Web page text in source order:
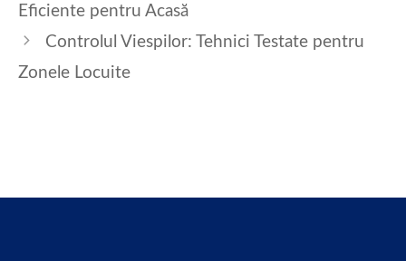
Eficiente pentru Acasă
Controlul Viespilor: Tehnici Testate pentru
Zonele Locuite